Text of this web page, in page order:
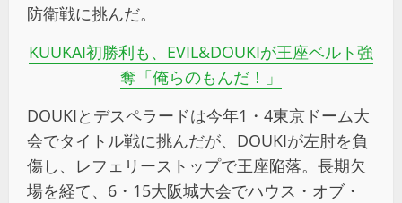
防衛戦に挑んだ。
KUUKAI初勝利も、EVIL&DOUKIが王座ベルト強
奪「俺らのもんだ！」
DOUKIとデスペラードは今年1・4東京ドーム大
会でタイトル戦に挑んだが、DOUKIが左肘を負
傷し、レフェリーストップで王座陥落。長期欠
場を経て、6・15大阪城大会でハウス・オブ・